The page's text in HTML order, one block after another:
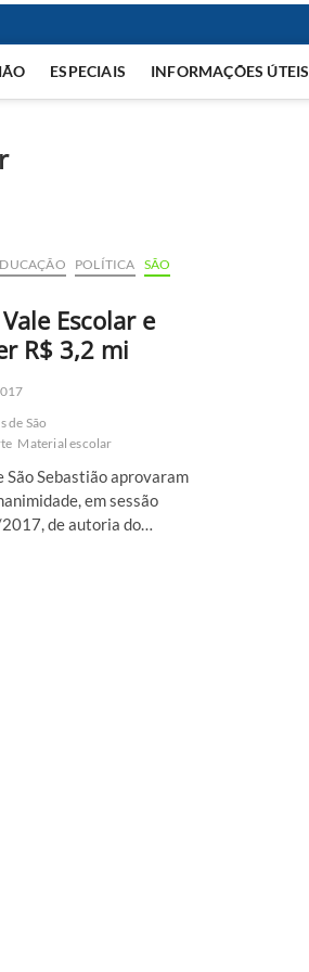
ESPECIAIS INFORMAÇÕES ÚTEIS
POLÍTICA SÃO
Escolar e
R$ 3,2 mi
de São
Material escolar
Sebastião aprovaram
em sessão
de autoria do…